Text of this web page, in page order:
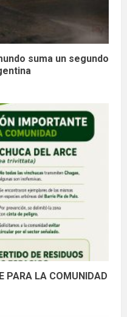
suma un segundo
PARA LA COMUNIDAD